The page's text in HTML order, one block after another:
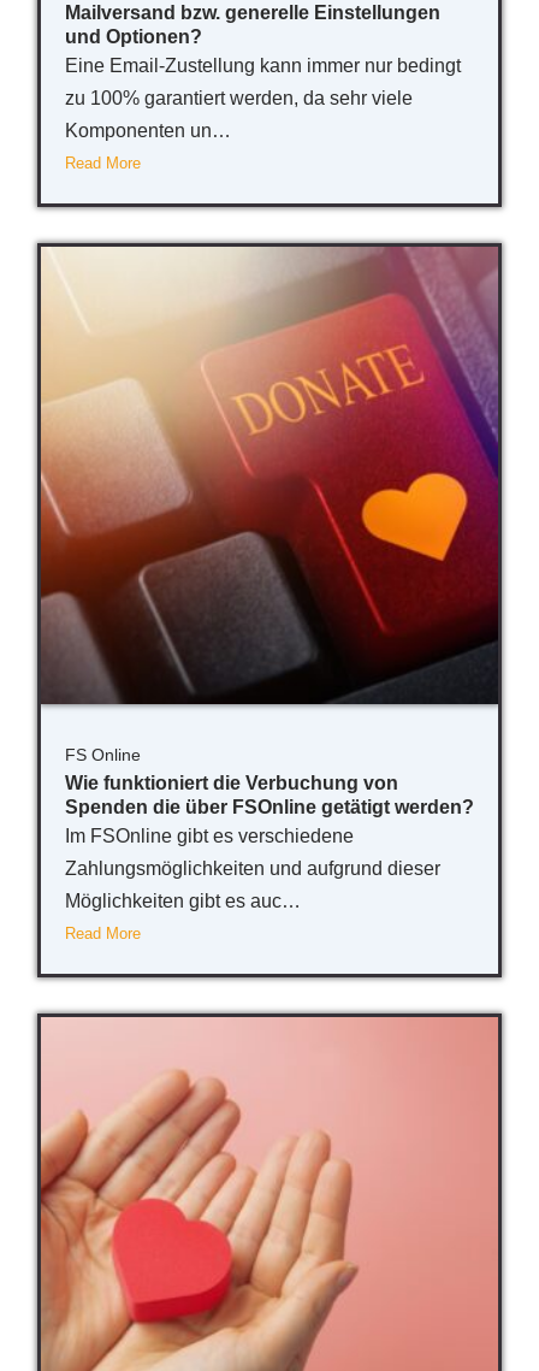
Mailversand bzw. generelle Einstellungen
und Optionen?
Eine Email-Zustellung kann immer nur bedingt
zu 100% garantiert werden, da sehr viele
Komponenten un…
Read More
FS Online
Wie funktioniert die Verbuchung von
Spenden die über FSOnline getätigt werden?
Im FSOnline gibt es verschiedene
Zahlungsmöglichkeiten und aufgrund dieser
Möglichkeiten gibt es auc…
Read More